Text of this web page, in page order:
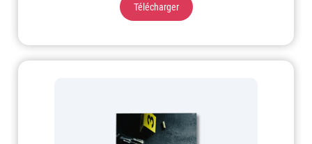
Télécharger